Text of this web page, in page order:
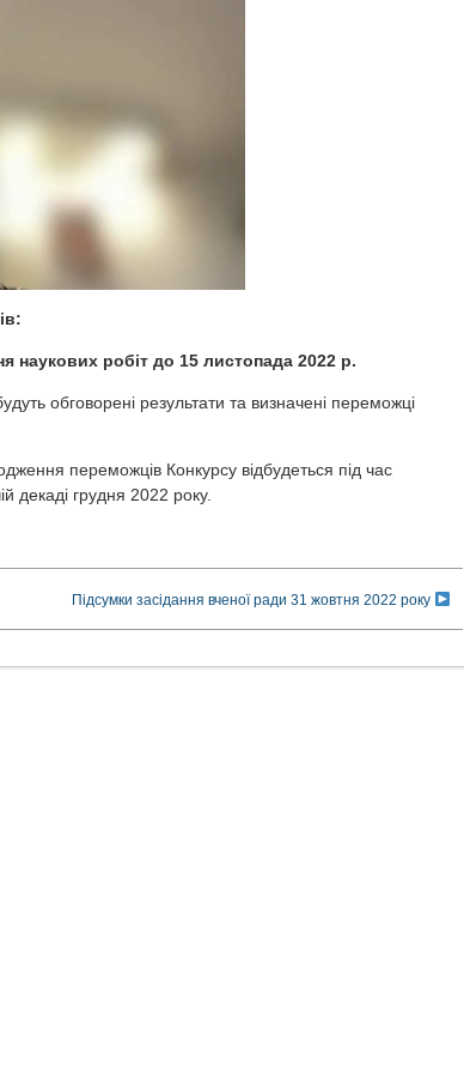
наукових робіт до 15 листопада 2022 р.
обговорені результати та визначені переможці
переможців Конкурсу відбудеться під час
декаді грудня 2022 року.
Підсумки засідання вченої ради 31 жовтня 2022 року